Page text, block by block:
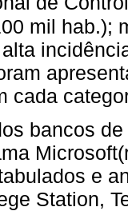
mil hab.);
cada
bancos
e
Station,